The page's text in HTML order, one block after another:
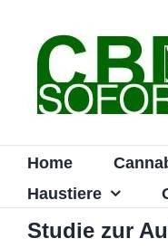
springen
Home
Haustiere
Studie zur